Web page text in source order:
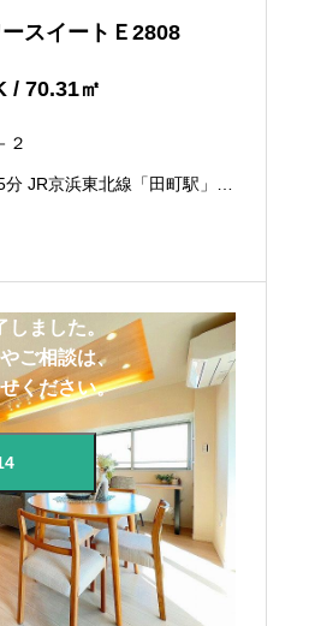
スイートＥ2808
/ 70.31㎡
２
JR京浜東北線「田町駅」徒
ました。
ご相談は、
ください。